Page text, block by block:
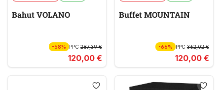
Bahut VOLANO
-58% PPC 287,39 €
120,00 €
Buffet MOUNTAIN
-66% PPC362,02 €
120,00 €